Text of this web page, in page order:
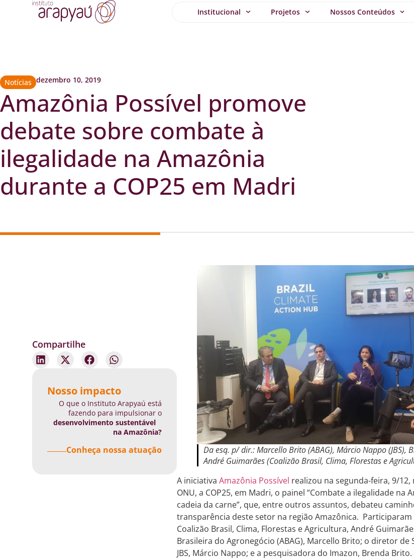
Institucional Projetos Nossos Conteúdos
Notícias dezembro 10, 2019
Amazônia Possível promove
debate sobre combate à
ilegalidade na Amazônia
durante a COP25 em Madri
Compartilhe
Nosso impacto
O que o Instituto Arapyaú está
fazendo para impulsionar o
desenvolvimento sustentável
na Amazônia?
Conheça nossa atuação
Da esq. p/ dir.: Marcello Brito (ABAG), Márcio Nappo (JBS),
André Guimarães (Coalizão Brasil, Clima, Florestas e
A iniciativaAmazônia Possível realizou na segunda-feira, 9/
ONU, a COP25, em Madri, o painel “Combate a ilegalidade na
cadeia da carne”, que, entre outros assuntos, debateu
transparência deste setor na região Amazônica.
Coalizão Brasil, Clima, Florestas e Agricultura, André
Brasileira do Agronegócio (ABAG), Marcello Brito; o diretor
JBS, Márcio Nappo; e a pesquisadora do Imazon, Brenda Brito.